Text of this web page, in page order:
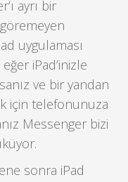
ayrı bir
uygulaması
iPad’inizle
ve bir yandan
için telefonunuza
Messenger bizi
sonra iPad